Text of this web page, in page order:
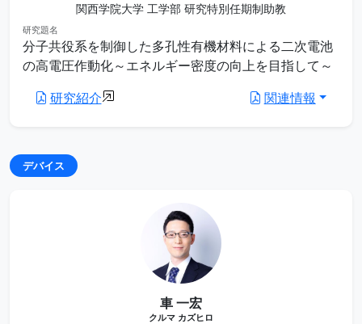
関西学院大学 工学部 研究特別任期制助教
研究題名
分子共役系を制御した多孔性有機材料による二次電池
の高電圧作動化～エネルギー密度の向上を目指して～
研究紹介
関連情報
デバイス
車 一宏
クルマ カズヒロ